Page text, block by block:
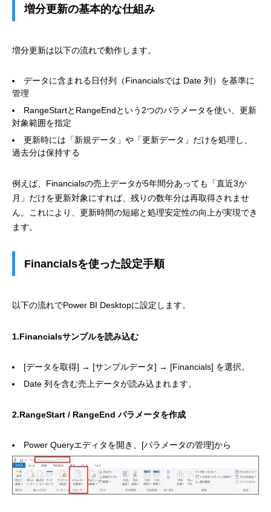
増分更新の基本的な仕組み
増分更新は以下の流れで動作します。
データに含まれる日付列（Financialsでは Date 列）を基準に
管理
RangeStartとRangeEndという2つのパラメータを使い、更新
対象範囲を指定
更新時には「新規データ」や「更新データ」だけを処理し、
過去分は保持する
例えば、Financialsの売上データが5年間分あっても「直近3か
月」だけを更新対象にすれば、残りの数年分は再取得されませ
ん。これにより、更新時間の短縮と処理安定性の向上が実現でき
ます。
Financialsを使った設定手順
以下の流れでPower BI Desktopに設定します。
1.Financialsサンプルを読み込む
[データを取得] → [サンプルデータ] → [Financials] を選択。
Date 列を含む売上データが読み込まれます。
2.RangeStart / RangeEnd パラメータを作成
Power Queryエディタを開き、[パラメータの管理]から